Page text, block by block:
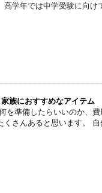
学年では中学受験に向け
族におすすめなアイテム
を準備したらいいのか、
さんあると思います。